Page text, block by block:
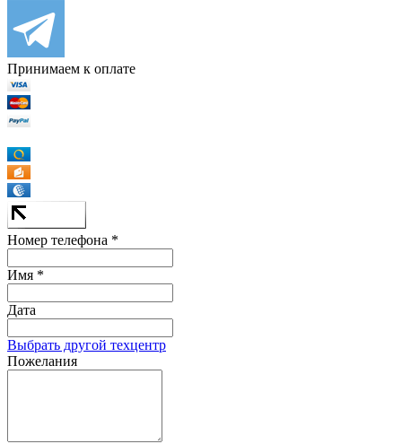
Принимаем к оплате
Номер телефона *
Имя *
Дата
Выбрать другой техцентр
Пожелания